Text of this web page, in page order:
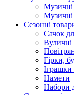
Музичні
Музичні
Сезонні
Сачок
Вуличні
Гірки,
Намети
Набори